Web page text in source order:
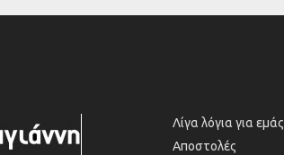
Λίγα λόγια για εμάς
Αποστολές